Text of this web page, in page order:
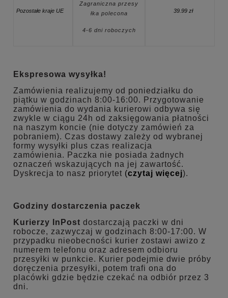
Pozostałe kraje UE
Zagraniczna przesy
łka polecona
4-6 dni roboczych
39.99 zł
Ekspresowa wysyłka!
Zamówienia realizujemy od poniedziałku do
piątku w godzinach 8:00-16:00. Przygotowanie
zamówienia do wydania kurierowi odbywa się
zwykle w ciągu 24h od zaksięgowania płatności
na naszym koncie (nie dotyczy zamówień za
pobraniem). Czas dostawy zależy od wybranej
formy wysyłki plus czas realizacja
zamówienia. Paczka nie posiada żadnych
oznaczeń wskazujących na jej zawartość.
Dyskrecja to nasz priorytet (czytaj więcej).
Godziny dostarczenia paczek
Kurierzy InPost dostarczają paczki w dni
robocze, zazwyczaj w godzinach 8:00-17:00. W
przypadku nieobecności kurier zostawi awizo z
numerem telefonu oraz adresem odbioru
przesyłki w punkcie. Kurier podejmie dwie próby
doręczenia przesyłki, potem trafi ona do
placówki gdzie będzie czekać na odbiór przez 3
dni.